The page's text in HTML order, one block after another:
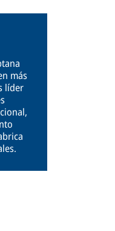
más
líder